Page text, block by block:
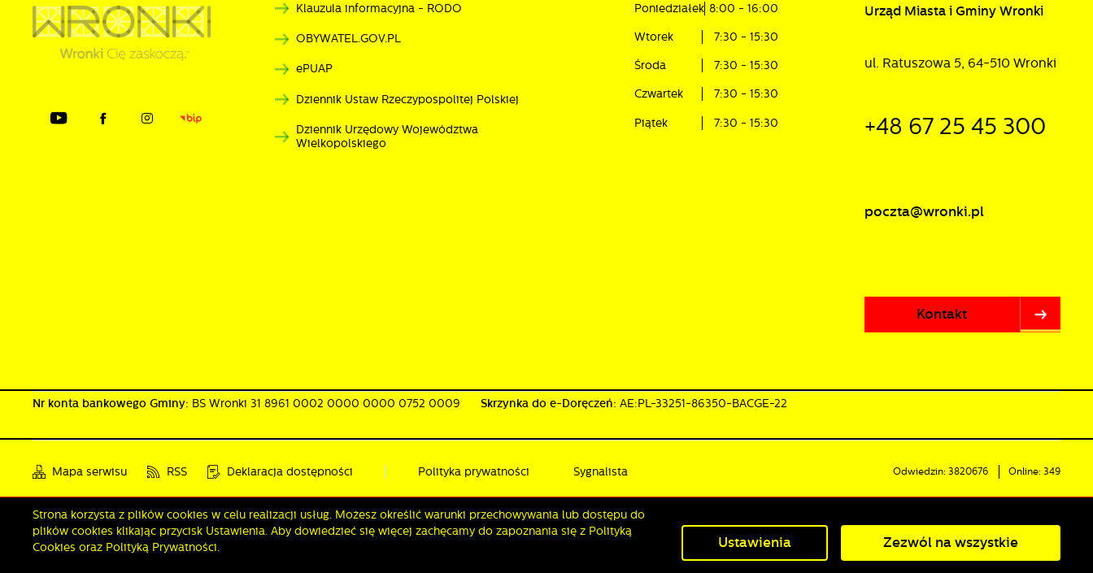
Klauzula informacyjna - RODO
OBYWATEL.GOV.PL
ePUAP
Dziennik Ustaw Rzeczypospolitej Polskiej
Dziennik Urzędowy Województwa
Wielkopolskiego
Poniedziałek 8:00 - 16:00
Wtorek 7:30 - 15:30
Środa 7:30 - 15:30
Czwartek 7:30 - 15:30
Piątek 7:30 - 15:30
Urząd Miasta i Gminy Wronki
ul. Ratuszowa 5, 64-510 Wronki
+48 67 25 45 300
poczta@wronki.pl
Kontakt
Nr konta bankowego Gminy: BS Wronki 31 8961 0002 0000 0000 0752 0009 Skrzynka do e-Doręczeń: AE:PL-33251-86350-BACGE-22
Mapa serwisu RSS Deklaracja dostępności Polityka prywatności Sygnalista Odwiedzin: 3820676 Online: 349
Copyright by wronki.pl Powered by - Portale nowej generacji
Strona korzysta z plików cookies w celu realizacji usług. Możesz określić warunki przechowywania lub dostępu do
plików cookies klikając przycisk Ustawienia. Aby dowiedzieć się więcej zachęcamy do zapoznania się z Polityką
Cookies oraz Polityką Prywatności.
Ustawienia Zezwól na wszystkie